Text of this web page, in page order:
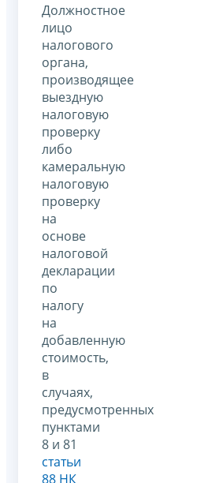
Должностное
лицо
налогового
органа,
производящее
выездную
налоговую
проверку
либо
камеральную
налоговую
проверку
на
основе
налоговой
декларации
по
налогу
на
добавленную
стоимость,
в
случаях,
предусмотренных
пунктами
8 и 81
статьи
88 НК